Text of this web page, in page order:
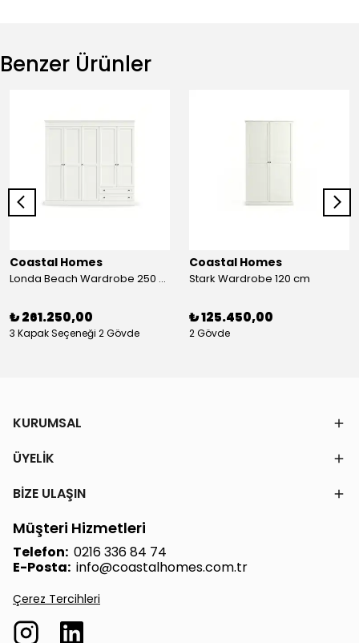
Benzer Ürünler
Coastal Homes
Londa Beach Wardrobe 250 cm
₺ 261.250,00
3 Kapak Seçeneği 2 Gövde
Coastal Homes
Stark Wardrobe 120 cm
₺ 125.450,00
2 Gövde
KURUMSAL
ÜYELİK
BİZE ULAŞIN
Müşteri Hizmetleri
Telefon: 0216 336 84 74
E-Posta: info@coastalhomes.com.tr
Çerez Tercihleri